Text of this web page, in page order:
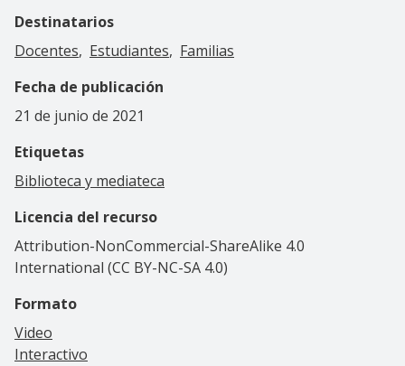
Destinatarios
Docentes
Estudiantes
Familias
Fecha de publicación
21 de junio de 2021
Etiquetas
Biblioteca y mediateca
Licencia del recurso
Attribution-NonCommercial-ShareAlike 4.0
International (CC BY-NC-SA 4.0)
Formato
Video
Interactivo